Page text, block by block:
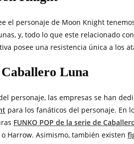
el personaje de Moon Knight
y, todo lo que este relacionado
posee una resistencia única a los
Luna
personaje, las empresas se han
para los fanáticos del personaje. En
FUNKO POP de la serie de
Harrow. Asimismo, también existen